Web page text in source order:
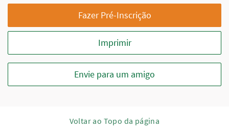
Fazer Pré-Inscrição
Imprimir
Envie para um amigo
Voltar ao Topo da página